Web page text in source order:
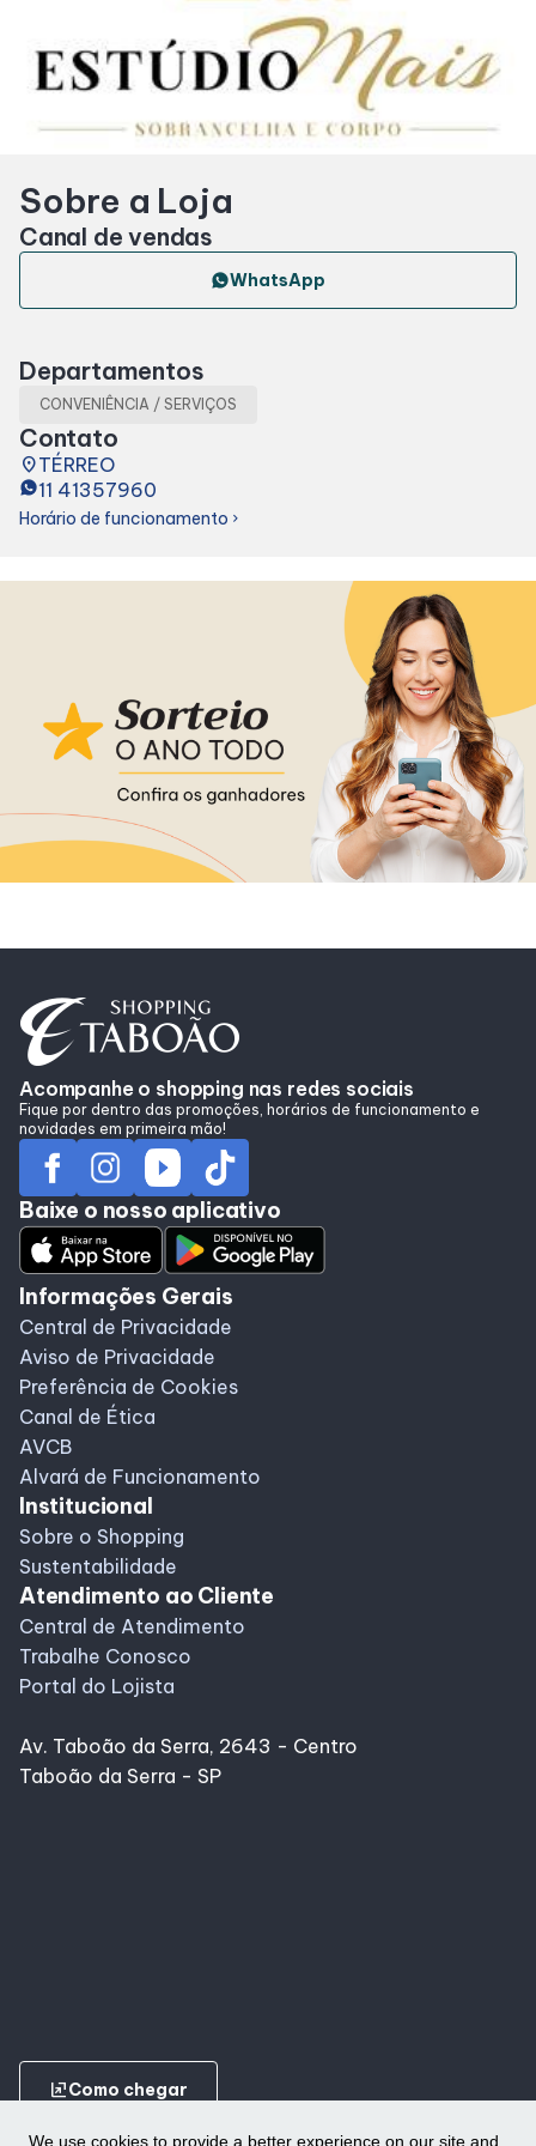
We use cookies to provide a better experience on our site and
Horários
Entretenimento
Cinema
Lojas e Restaurantes
Lojas
Programa de Benefícios
Sobre a Loja
Canal de vendas
WhatsApp
Departamentos
CONVENIÊNCIA / SERVIÇOS
Contato
placeTÉRREO
11 41357960
Horário de funcionamento chevron_right
Acompanhe o shopping nas redes sociais
Fique por dentro das promoções, horários de funcionamento e
novidades em primeira mão!
Baixe o nosso aplicativo
Informações Gerais
Central de Privacidade
Aviso de Privacidade
Preferência de Cookies
Canal de Ética
AVCB
Alvará de Funcionamento
Institucional
Sobre o Shopping
Sustentabilidade
Atendimento ao Cliente
Central de Atendimento
Trabalhe Conosco
Portal do Lojista
Av. Taboão da Serra, 2643 - Centro
Taboão da Serra - SP
ungroupComo chegar